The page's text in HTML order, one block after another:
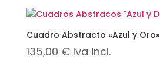
Cuadro Abstracto «Azul y Oro»
135,00 € Iva incl.